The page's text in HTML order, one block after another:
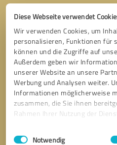
Diese Webseite verwendet
Wir verwenden Cookies, um
personalisieren, Funktionen für
können und die Zugriffe auf
Außerdem geben wir
unserer Website an unsere
Werbung und Analysen weiter.
Informationen möglicherweise
zusammen, die Sie ihnen
Rahmen Ihrer Nutzung der
Impressum
Einwilligungsauswahl
Notwendig